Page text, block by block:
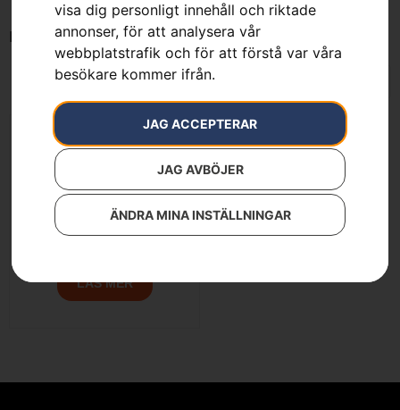
visa dig personligt innehåll och riktade
annonser, för att analysera vår
webbplatstrafik och för att förstå var våra
besökare kommer ifrån.
JAG ACCEPTERAR
JAG AVBÖJER
ÄNDRA MINA INSTÄLLNINGAR
Endast ett sökresultat
LÄS MER